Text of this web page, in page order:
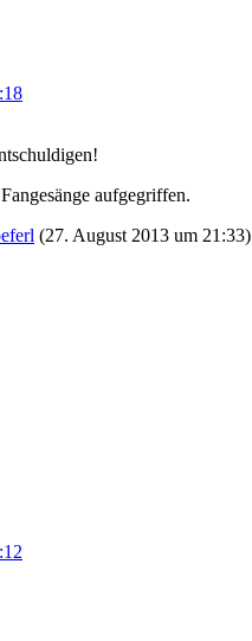
aufgegriffen.
(27. August 2013 um 21:33)